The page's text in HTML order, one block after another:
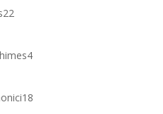
22
44
18